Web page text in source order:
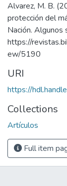
Alvarez, M. B.
protección del
Nación. Algunos
https://
ew/5190
URI
https://
Collections
Artículos
Full item